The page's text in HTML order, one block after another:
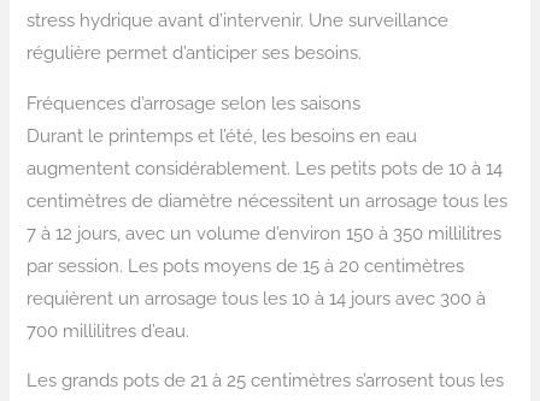
stress hydrique avant d’intervenir. Une surveillance
régulière permet d’anticiper ses besoins.
Fréquences d’arrosage selon les saisons
Durant le printemps et l’été, les besoins en eau
augmentent considérablement. Les petits pots de 10 à 14
centimètres de diamètre nécessitent un arrosage tous les
7 à 12 jours, avec un volume d’environ 150 à 350 millilitres
par session. Les pots moyens de 15 à 20 centimètres
requièrent un arrosage tous les 10 à 14 jours avec 300 à
700 millilitres d’eau.
Les grands pots de 21 à 25 centimètres s’arrosent tous les